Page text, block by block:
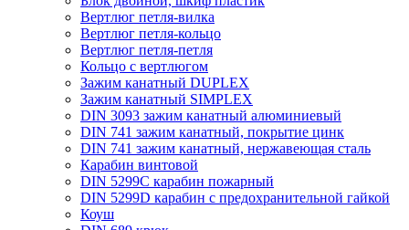
Вертлюг петля-вилка
Вертлюг петля-кольцо
Вертлюг петля-петля
Кольцо с вертлюгом
Зажим канатный DUPLEX
Зажим канатный SIMPLEX
DIN 3093 зажим канатный алюминиевый
DIN 741 зажим канатный, покрытие цинк
DIN 741 зажим канатный, нержавеющая сталь
Карабин винтовой
DIN 5299C карабин пожарный
DIN 5299D карабин с предохранительной гайкой
Коуш